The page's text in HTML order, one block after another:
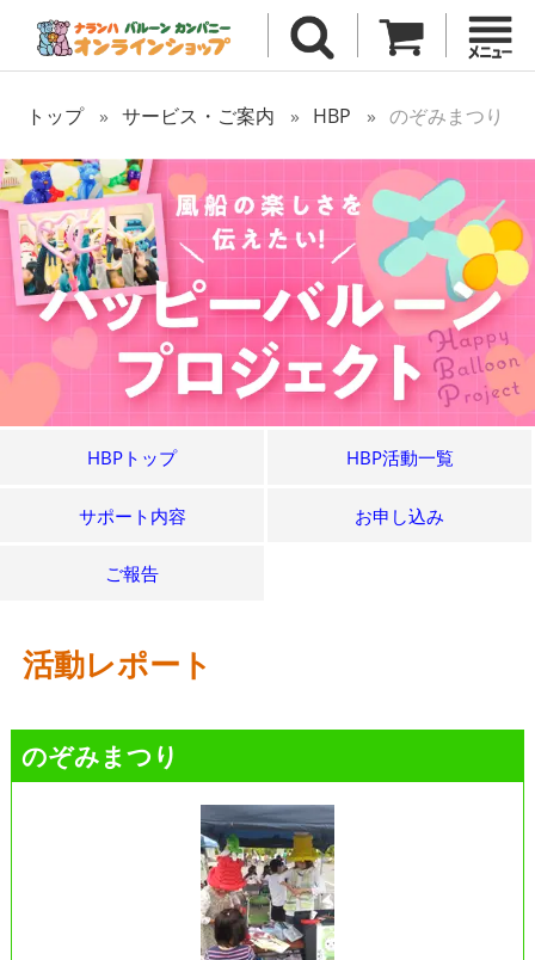
トップ サービス・ご案内 HBP のぞみまつり
HBPトップ HBP活動一覧
サポート内容 お申し込み
ご報告
活動レポート
のぞみまつり